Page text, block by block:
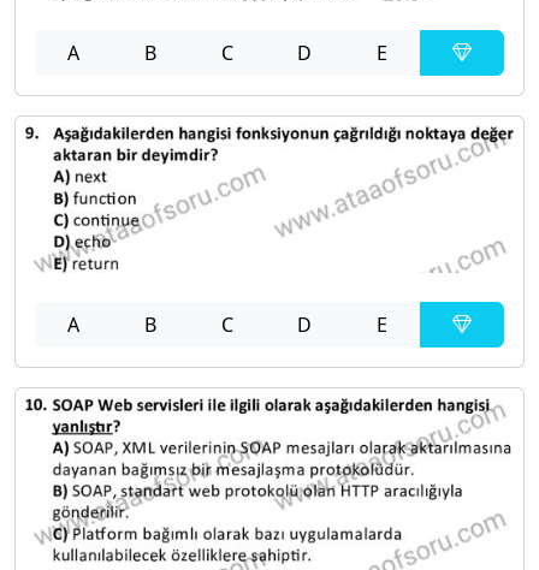
A B C D E
A B C D E